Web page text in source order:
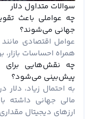
سوالات متداول دلار
چه عواملی باعث
جهانی می‌شوند؟
عوامل اقتصادی
همراه احساسات بازار،
چه نقش‌هایی برای
پیش‌بینی می‌شود؟
به احتمال زیاد،
مالی جهانی داشته
ارزهای دیجیتال